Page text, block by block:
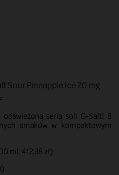
Sour Pineapple Ice 20 mg
odświeżoną serią soli G-Salt! 8
smaków w kompaktowym
ml: 412,38 zł)